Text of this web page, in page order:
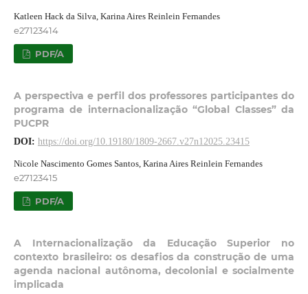
Katleen Hack da Silva, Karina Aires Reinlein Fernandes
e27123414
PDF/A
A perspectiva e perfil dos professores participantes do
programa de internacionalização “Global Classes” da
PUCPR
DOI: https://doi.org/10.19180/1809-2667.v27n12025.23415
Nicole Nascimento Gomes Santos, Karina Aires Reinlein Fernandes
e27123415
PDF/A
A Internacionalização da Educação Superior no
contexto brasileiro: os desafios da construção de uma
agenda nacional autônoma, decolonial e socialmente
implicada